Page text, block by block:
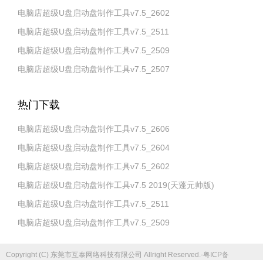
电脑店超级U盘启动盘制作工具v7.5_2602
电脑店超级U盘启动盘制作工具v7.5_2511
电脑店超级U盘启动盘制作工具v7.5_2509
电脑店超级U盘启动盘制作工具v7.5_2507
热门下载
电脑店超级U盘启动盘制作工具v7.5_2606
电脑店超级U盘启动盘制作工具v7.5_2604
电脑店超级U盘启动盘制作工具v7.5_2602
电脑店超级U盘启动盘制作工具v7.5 2019(天蓬元帅版)
电脑店超级U盘启动盘制作工具v7.5_2511
电脑店超级U盘启动盘制作工具v7.5_2509
Copyright (C) 东莞市互泰网络科技有限公司 Allright Reserved.-粤ICP备